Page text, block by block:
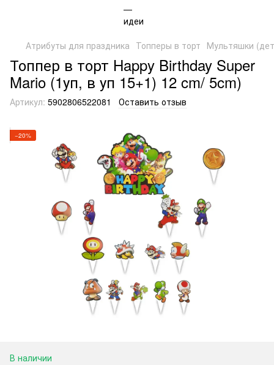
Атрибуты для праздника Топперы в торт Мультяшки
Топпер в торт Happy Birthday Super
Mario (1уп, в уп 15+1) 12 cm/ 5cm)
Артикул: 5902806522081 Оставить отзыв
−20%
В наличии